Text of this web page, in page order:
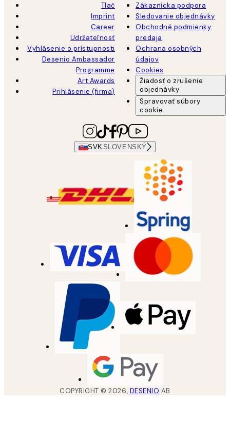
Tlač
Imprint
Career
Udržateľnosť
Vyhlásenie o prístupnosti
Desenio Ambassador
Programme
Art Awards
Prihlásenie (firma)
Zákaznícka podpora
Sledovanie objednávky
Obchodné podmienky
predaja
Ochrana osobných
údajov
Cookies
Žiadosť o zrušenie
objednávky
Spravovať súbory
cookie
SVK SLOVENSKÝ
COPYRIGHT ©2026, DESENIO AB